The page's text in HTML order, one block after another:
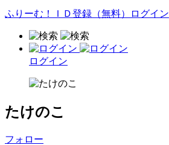
ふりーむ！ＩＤ登録（無料） ログイン
ログイン
たけのこ
フォロー